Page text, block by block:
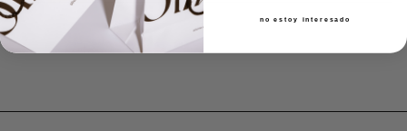
no estoy interesado